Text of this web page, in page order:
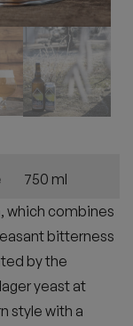
750 ml
which combines
bitterness
by the
yeast at
style with a